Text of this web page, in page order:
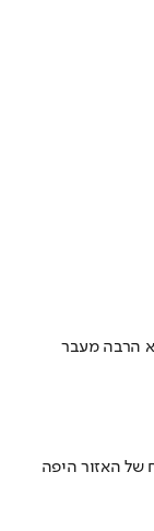
הרבה מעבר
של האזור היפה